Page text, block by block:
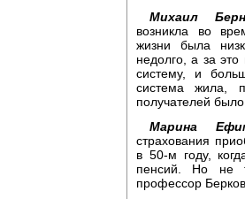
Михаил
возникла во
жизни была
недолго, а за
систему, и
система жила,
получателей
Марина
страхования
в 50-м году,
пенсий. Но не
профессор